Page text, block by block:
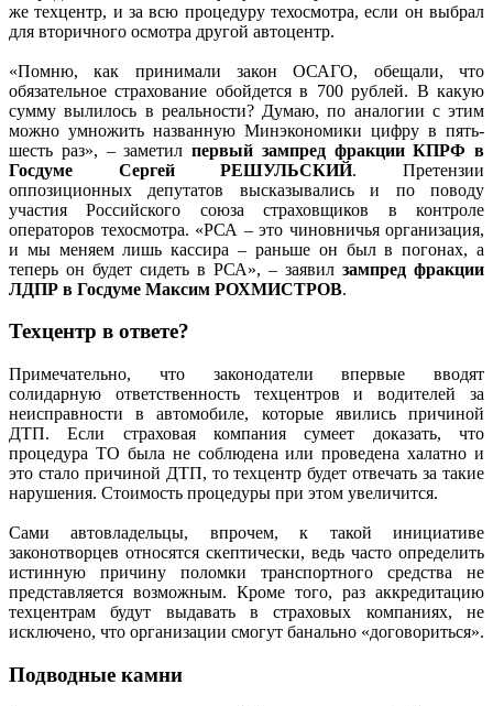
же техцентр, и за всю процедуру техосмотра, если он выбрал
для вторичного осмотра другой автоцентр.
«Помню, как принимали закон ОСАГО, обещали, что
обязательное страхование обойдется в 700 рублей. В какую
сумму вылилось в реальности? Думаю, по аналогии с этим
можно умножить названную Минэкономики цифру в пять-
шесть раз», – заметил первый зампред фракции КПРФ в
Госдуме Сергей РЕШУЛЬСКИЙ. Претензии
оппозиционных депутатов высказывались и по поводу
участия Российского союза страховщиков в контроле
операторов техосмотра. «РСА – это чиновничья организация,
и мы меняем лишь кассира – раньше он был в погонах, а
теперь он будет сидеть в РСА», – заявил зампред фракции
ЛДПР в Госдуме Максим РОХМИСТРОВ.
Техцентр в ответе?
Примечательно, что законодатели впервые вводят
солидарную ответственность техцентров и водителей за
неисправности в автомобиле, которые явились причиной
ДТП. Если страховая компания сумеет доказать, что
процедура ТО была не соблюдена или проведена халатно и
это стало причиной ДТП, то техцентр будет отвечать за такие
нарушения. Стоимость процедуры при этом увеличится.
Сами автовладельцы, впрочем, к такой инициативе
законотворцев относятся скептически, ведь часто определить
истинную причину поломки транспортного средства не
представляется возможным. Кроме того, раз аккредитацию
техцентрам будут выдавать в страховых компаниях, не
исключено, что организации смогут банально «договориться».
Подводные камни